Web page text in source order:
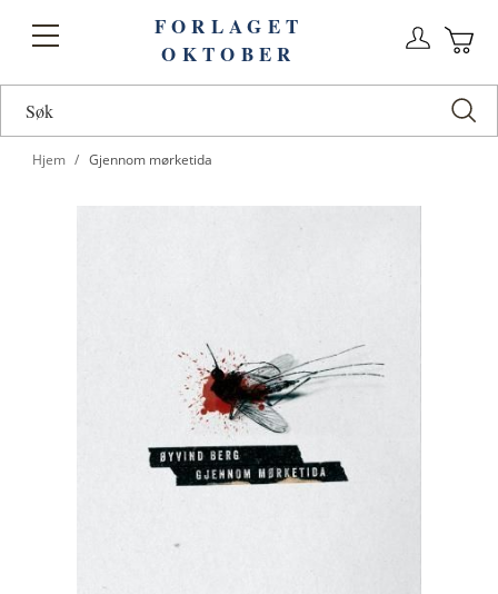
Toggle
FORLAGET
OKTOBER
Hjem Gjennom mørketida